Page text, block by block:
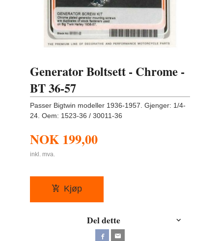
Generator Boltsett - Chrome -
BT 36-57
Passer Bigtwin modeller 1936-1957. Gjenger: 1/4-
24. Oem: 1523-36 / 30011-36
NOK 199,00
inkl. mva.
Kjøp
Del dette